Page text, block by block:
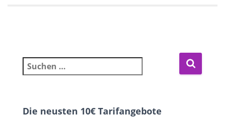
Suchen nach:
Die neusten 10€ Tarifangebote